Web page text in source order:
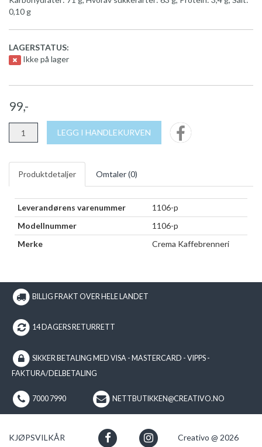
0,10 g
LAGERSTATUS:
Ikke på lager
99,-
LEGG I HANDLEKURVEN
Produktdetaljer Omtaler (0)
Leverandørens varenummer
1106-p
Modellnummer
1106-p
Merke
Crema Kaffebrenneri
BILLIG FRAKT OVER HELE LANDET
14 DAGERS RETURRETT
SIKKER BETALING MED VISA - MASTERCARD - VIPPS -
FAKTURA/DELBETALING
7000 7990 NETTBUTIKKEN@CREATIVO.NO
KJØPSVILKÅR Creativo @ 2026